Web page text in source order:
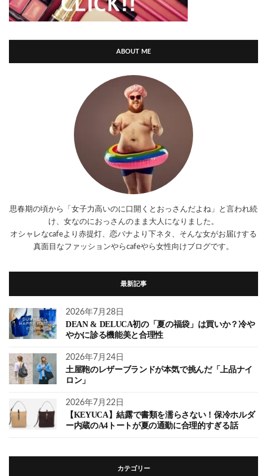
ABOUT ME
思春期の頃から「女子力高いのに口開くとおっさんだよね」と言われ続
け、女なのにおっさんのまま大人になりました。
オシャレなcafeより赤提灯、恋バナより下ネタ、そんな女がお届けする
真面目なファッションやらcafeやら女性向けブログです。
最新記事
2026年7月28日
DEAN & DELUCA初の「夏の福袋」は買いか？冷や
やかに診る機能美と合理性
2026年7月24日
土屋鞄のレザーブランドが本気で挑んだ「上品ナイ
ロン」
2026年7月22日
【KEYUCA】結露で書類を濡らさない！保冷ホルダ
ー内蔵のA4トートが夏の通勤に合理的すぎる話
カテゴリー